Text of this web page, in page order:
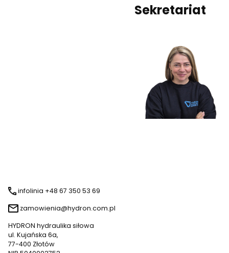
Sekretariat
infolinia +48 67 350 53 69
zamowienia@hydron.com.pl
HYDRON hydraulika siłowa
ul. Kujańska 6a,
77-400 Złotów